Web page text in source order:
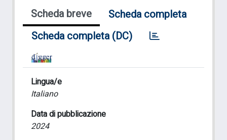
Scheda breve
Scheda completa
Scheda completa (DC)
Lingua/e
Italiano
Data di pubblicazione
2024